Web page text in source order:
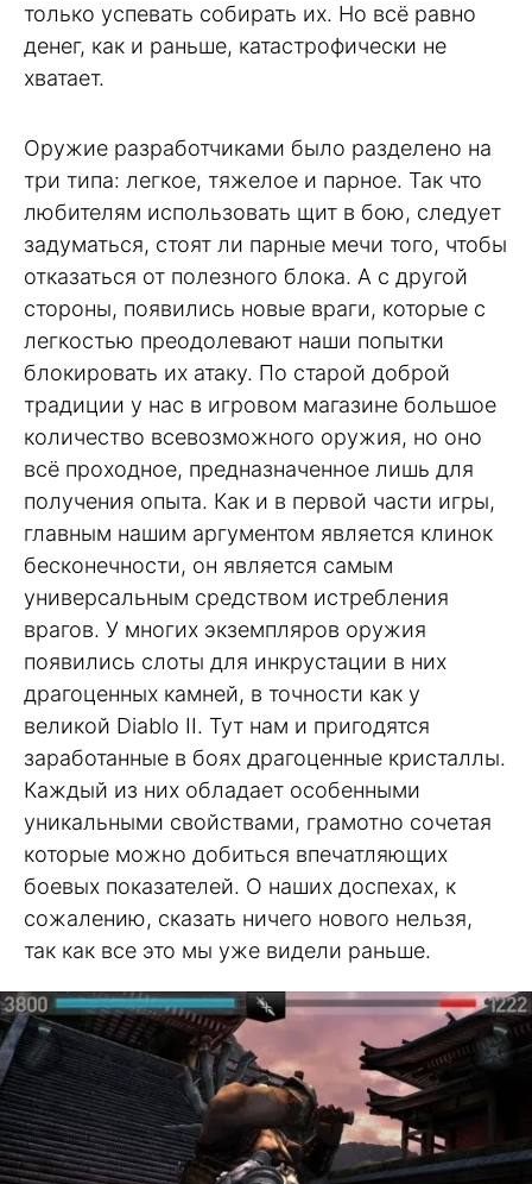
только успевать собирать их. Но всё равно
денег, как и раньше, катастрофически не
хватает.
Оружие разработчиками было разделено на
три типа: легкое, тяжелое и парное. Так что
любителям использовать щит в бою, следует
задуматься, стоят ли парные мечи того, чтобы
отказаться от полезного блока. А с другой
стороны, появились новые враги, которые с
легкостью преодолевают наши попытки
блокировать их атаку. По старой доброй
традиции у нас в игровом магазине большое
количество всевозможного оружия, но оно
всё проходное, предназначенное лишь для
получения опыта. Как и в первой части игры,
главным нашим аргументом является клинок
бесконечности, он является самым
универсальным средством истребления
врагов. У многих экземпляров оружия
появились слоты для инкрустации в них
драгоценных камней, в точности как у
великой Diablo II. Тут нам и пригодятся
заработанные в боях драгоценные кристаллы.
Каждый из них обладает особенными
уникальными свойствами, грамотно сочетая
которые можно добиться впечатляющих
боевых показателей. О наших доспехах, к
сожалению, сказать ничего нового нельзя,
так как все это мы уже видели раньше.